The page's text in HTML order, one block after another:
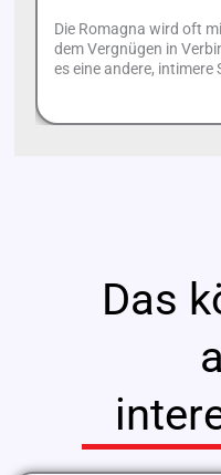
Die Romagna wird oft
dem Vergnügen in
es eine andere, intimere
Das